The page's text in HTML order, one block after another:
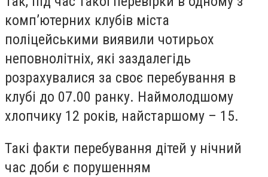
комп’ютерних клубів міста
поліцейськими виявили чотирьох
неповнолітніх, які заздалегідь
розрахувалися за своє перебування в
клубі до 07.00 ранку. Наймолодшому
хлопчику 12 років, найстаршому – 15.
Такі факти перебування дітей у нічний
час доби є порушенням